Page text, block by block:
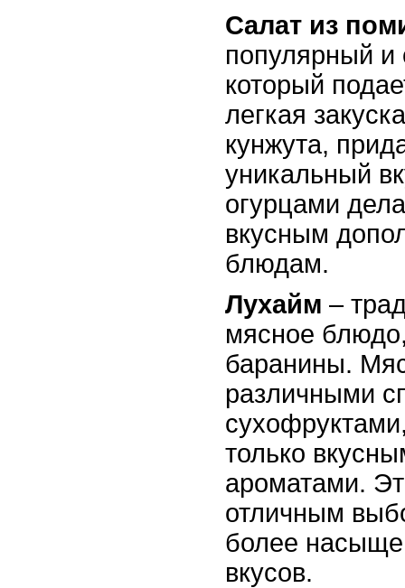
Салат из
популярный
который
легкая
кунжута,
уникальный
огурцами
вкусным
блюдам.
Лухайм –
мясное
баранины.
различными
только
ароматами.
отличным
более
вкусов.